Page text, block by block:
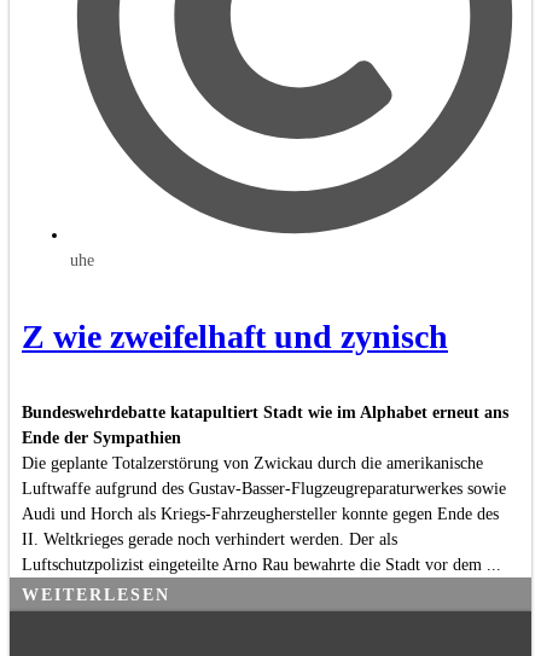
uhe
Z wie zweifelhaft und zynisch
Bundeswehrdebatte katapultiert Stadt wie im Alphabet erneut ans
Ende der Sympathien
Die geplante Totalzerstörung von Zwickau durch die amerikanische
Luftwaffe aufgrund des Gustav-Basser-Flugzeugreparaturwerkes sowie
Audi und Horch als Kriegs-Fahrzeughersteller konnte gegen Ende des
II. Weltkrieges gerade noch verhindert werden. Der als
Luftschutzpolizist eingeteilte Arno Rau bewahrte die Stadt vor dem ...
WEITERLESEN